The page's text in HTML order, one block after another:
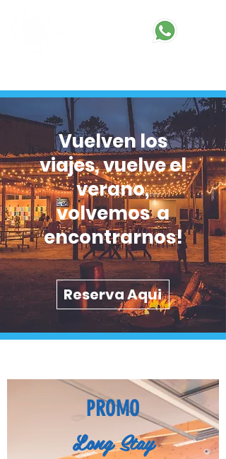
Vuelven los
viajes, vuelve el
verano,
volvemos a
encontrarnos!
Reserva Aqui
PROMO
Long Stay